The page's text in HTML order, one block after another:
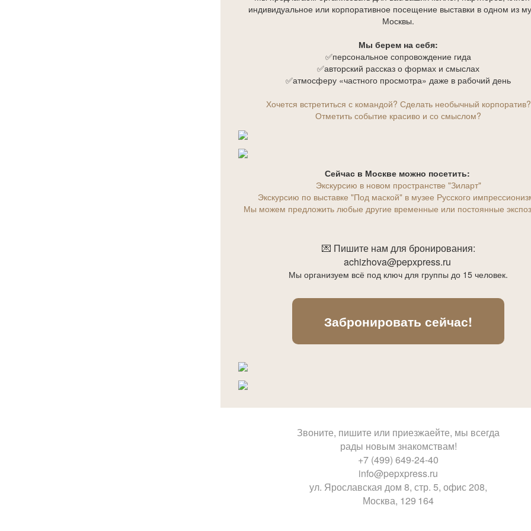
индивидуальное или корпоративное посещение выставки в одном из
Москвы.
Мы берем на себя:
✅персональное сопровождение гида
✅авторский рассказ о формах и смыслах
✅атмосферу «частного просмотра» даже в рабочий день
Хочется встретиться с командой? Сделать необычный корпоратив?
Отметить событие красиво и со смыслом?
Сейчас в Москве можно посетить:
Экскурсию в новом пространстве "Зиларт"
Экскурсию по выставке "Под маской" в музее Русского
Мы можем предложить любые другие временные или постоянные
💌 Пишите нам для бронирования:
achizhova@pepxpress.ru
Мы организуем всё под ключ для группы до 15 человек.
Забронировать сейчас!
Звоните, пишите или приезжаейте, мы всегда
рады новым знакомствам!
+7 (499) 649-24-40
info@pepxpress.ru
ул. Ярославская дом 8, стр. 5, офис 208,
Москва, 129 164